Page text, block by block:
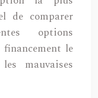
de comparer
options
le
mauvaises